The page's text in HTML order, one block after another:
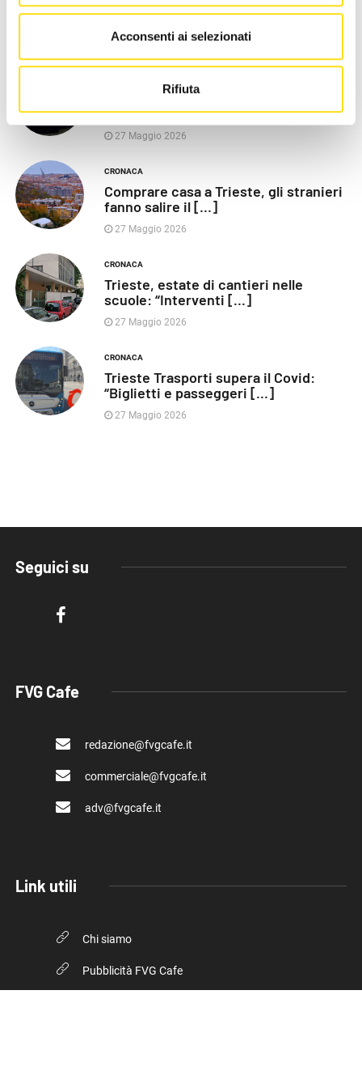
Acconsenti ai selezionati
Rifiuta
Razza (Lega): “Piazza Libertà va
chiusa”, Vaccarezza [...]
27 Maggio 2026
Poliziotti sempre più sotto
pressione: “Così rischiamo [...]
27 Maggio 2026
CRONACA
Comprare casa a Trieste, gli stranieri
fanno salire il [...]
27 Maggio 2026
CRONACA
Trieste, estate di cantieri nelle
scuole: “Interventi [...]
27 Maggio 2026
CRONACA
Trieste Trasporti supera il Covid:
“Biglietti e passeggeri [...]
27 Maggio 2026
Seguici su
FVG Cafe
redazione@fvgcafe.it
commerciale@fvgcafe.it
adv@fvgcafe.it
Link utili
Chi siamo
Pubblicità FVG Cafe